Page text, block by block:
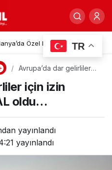
Özel Hastanede 1.293
Acil Servis Faturası
Gurbetçi Gençler
CİMER’e Taşıdı
Avrupa’da dar gelirliler
MASAL oldu…
için izin
oldu…
yayınlandı
yayınlandı
0 Paylaş
TR